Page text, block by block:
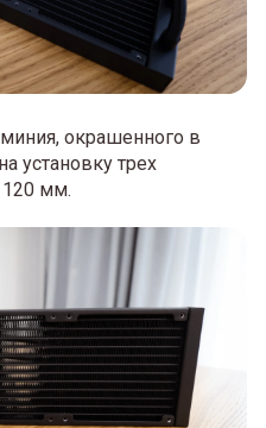
окрашенного в
установку трех
120 мм.